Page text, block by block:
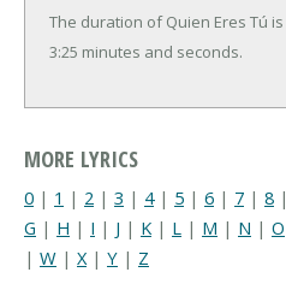
The duration of Quien Eres Tú is
3:25 minutes and seconds.
MORE LYRICS
0 | 1 | 2 | 3 | 4| 5 | 6 | 7 | 8 |
G | H | I | J | K | L | M | N | O
| W | X | Y | Z